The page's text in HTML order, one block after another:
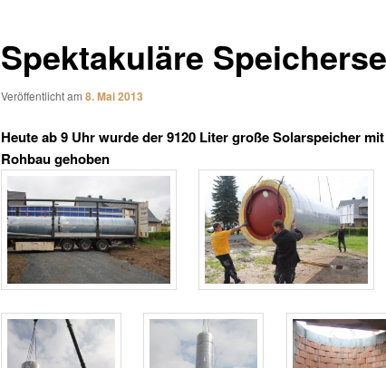
Spektakuläre
Veröffentlicht am 8. Mai 2013
Heute ab 9 Uhr wurde der 9120 Liter große Solarspeicher
Rohbau gehoben